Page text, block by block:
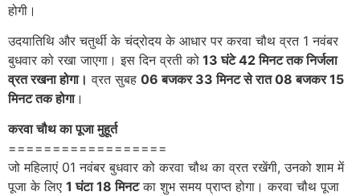
होगी।
उदयातिथि और चतुर्थी के चंद्रोदय के आधार पर करवा चौथ व्रत 1 नवंबर
बुधवार को रखा जाएगा। इस दिन व्रती को 13 घंटे 42 मिनट तक निर्जला
व्रत रखना होगा। व्रत सुबह 06 बजकर 33 मिनट से रात 08 बजकर 15
मिनट तक होगा।
करवा चौथ का पूजा मुहूर्त
==================
जो महिलाएं 01 नवंबर बुधवार को करवा चौथ का व्रत रखेंगी, उनको शाम में
पूजा के लिए 1 घंटा 18 मिनटका शुभ समय प्राप्त होगा। करवा चौथ पूजा